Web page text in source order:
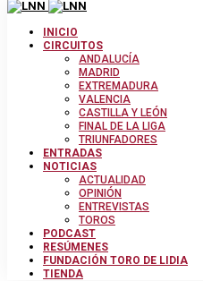
INICIO
CIRCUITOS
ANDALUCÍA
MADRID
EXTREMADURA
VALENCIA
CASTILLA Y LEÓN
FINAL DE LA LIGA
TRIUNFADORES
ENTRADAS
NOTICIAS
ACTUALIDAD
OPINIÓN
ENTREVISTAS
TOROS
PODCAST
RESÚMENES
FUNDACIÓN TORO DE LIDIA
TIENDA